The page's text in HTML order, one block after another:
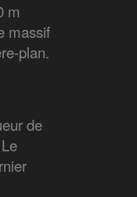
m
massif
plan.
de